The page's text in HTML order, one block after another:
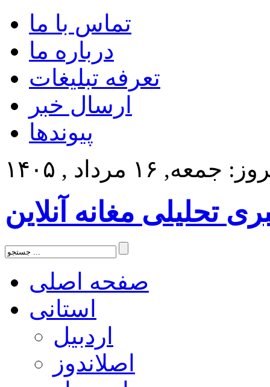
تماس با ما
درباره ما
تعرفه تبلیغات
ارسال خبر
پیوندها
جمعه, ۱۶ مرداد , ۱۴۰۵
تحلیلی مغانه آنلاین
صفحه اصلی
استانی
اردبیل
اصلاندوز